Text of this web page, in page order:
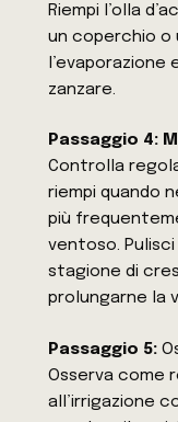
Riempi l’olla
un coperchio o
zanzare.
Passaggio 4:
Controlla
riempi quando
più
ventoso.
stagione di
prolungarne la
Passaggio 5:
Osserva come
all’irrigazione